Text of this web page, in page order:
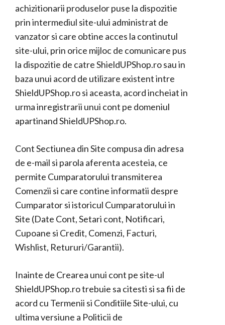
achizitionarii produselor puse la dispozitie
prin intermediul site-ului administrat de
vanzator si care obtine acces la continutul
site-ului, prin orice mijloc de comunicare pus
la dispozitie de catre ShieldUPShop.ro sau in
baza unui acord de utilizare existent intre
ShieldUPShop.ro si aceasta, acord incheiat in
urma inregistrarii unui cont pe domeniul
apartinand ShieldUPShop.ro.
Cont Sectiunea din Site compusa din adresa
de e-mail si parola aferenta acesteia, ce
permite Cumparatorului transmiterea
Comenzii si care contine informatii despre
Cumparator si istoricul Cumparatorului in
Site (Date Cont, Setari cont, Notificari,
Cupoane si Credit, Comenzi, Facturi,
Wishlist, Retururi/Garantii).
Inainte de Crearea unui cont pe site-ul
ShieldUPShop.ro trebuie sa citesti si sa fii de
acord cu Termenii si Conditiile Site-ului, cu
ultima versiune a Politicii de